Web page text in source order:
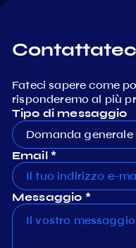
Fateci sapere come
risponderemo al più
Tipo di messaggio
Domanda generale
Email *
Messaggio *